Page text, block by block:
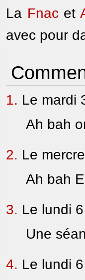
La Fnacet
avec pour
1. Le mardi
Ah bah
2. Le
Ah bah
3. Le lundi
Une
4. Le lundi